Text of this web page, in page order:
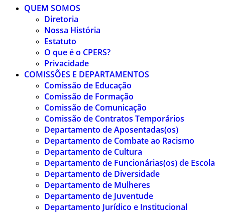
QUEM SOMOS
Diretoria
Nossa História
Estatuto
O que é o CPERS?
Privacidade
COMISSÕES E DEPARTAMENTOS
Comissão de Educação
Comissão de Formação
Comissão de Comunicação
Comissão de Contratos Temporários
Departamento de Aposentadas(os)
Departamento de Combate ao Racismo
Departamento de Cultura
Departamento de Funcionárias(os) de Escola
Departamento de Diversidade
Departamento de Mulheres
Departamento de Juventude
Departamento Jurídico e Institucional